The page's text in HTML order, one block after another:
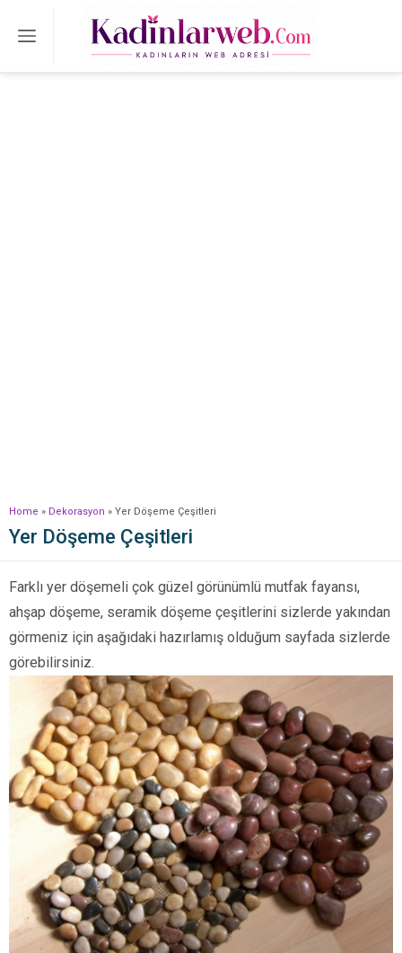
Home » Dekorasyon » Yer Döşeme Çeşitleri
Yer Döşeme Çeşitleri
Farklı yer döşemeli çok güzel görünümlü mutfak fayansı,
ahşap döşeme, seramik döşeme çeşitlerini sizlerde yakından
görmeniz için aşağıdaki hazırlamış olduğum sayfada sizlerde
görebilirsiniz.